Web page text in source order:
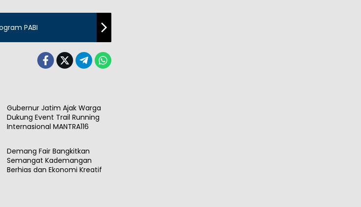
PABI
Gubernur Jatim Ajak Warga
Dukung Event Trail Running
Internasional MANTRA116
Event
Demang Fair Bangkitkan
Semangat Kademangan
Berhias dan Ekonomi Kreatif